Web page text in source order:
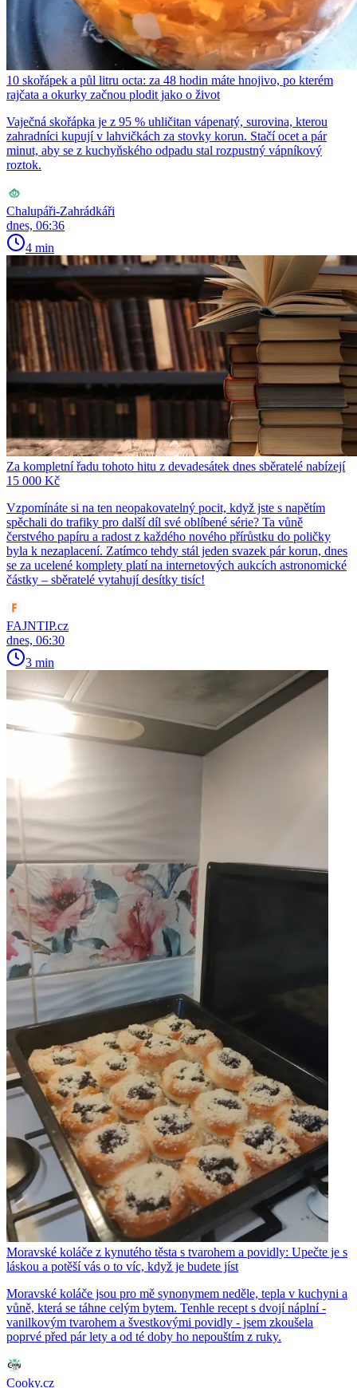
10 skořápek a půl litru octa: za 48 hodin máte hnojivo, po kterém
rajčata a okurky začnou plodit jako o život
Vaječná skořápka je z 95 % uhličitan vápenatý, surovina, kterou
zahradníci kupují v lahvičkách za stovky korun. Stačí ocet a pár
minut, aby se z kuchyňského odpadu stal rozpustný vápníkový
roztok.
Chalupáři-Zahrádkáři
dnes, 06:36
4 min
Za kompletní řadu tohoto hitu z devadesátek dnes sběratelé nabízejí
15 000 Kč
Vzpomínáte si na ten neopakovatelný pocit, když jste s napětím
spěchali do trafiky pro další díl své oblíbené série? Ta vůně
čerstvého papíru a radost z každého nového přírůstku do poličky
byla k nezaplacení. Zatímco tehdy stál jeden svazek pár korun, dnes
se za ucelené komplety platí na internetových aukcích astronomické
částky – sběratelé vytahují desítky tisíc!
FAJNTIP.cz
dnes, 06:30
3 min
Moravské koláče z kynutého těsta s tvarohem a povidly: Upečte je s
láskou a potěší vás o to víc, když je budete jíst
Moravské koláče jsou pro mě synonymem neděle, tepla v kuchyni a
vůně, která se táhne celým bytem. Tenhle recept s dvojí náplní -
vanilkovým tvarohem a švestkovými povidly - jsem zkoušela
poprvé před pár lety a od té doby ho nepouštím z ruky.
Cooky.cz